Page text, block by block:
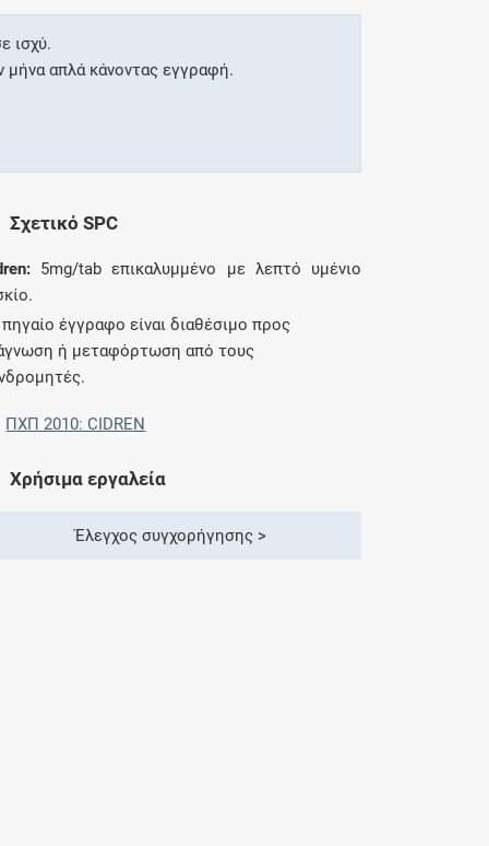
ισχύ.
μήνα απλά κάνοντας εγγραφή.
Σχετικό SPC
5mg/tab επικαλυμμένο με λεπτό υμένιο
έγγραφο είναι διαθέσιμο προς
ή μεταφόρτωση από τους
ΠΧΠ 2010: CIDREN
Χρήσιμα εργαλεία
Έλεγχος συγχορήγησης >